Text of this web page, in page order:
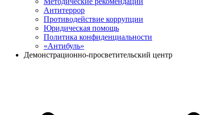
Антитеррор
Противодействие коррупции
Юридическая помощь
Политика конфиденциальности
«Антибуль»
Демонстрационно-просветительский центр